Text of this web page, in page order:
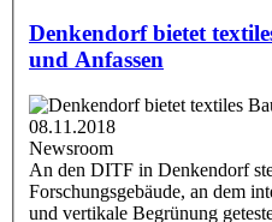
Denkendorf bietet
und Anfassen
08.11.2018
Newsroom
An den DITF in Denkendorf
Forschungsgebäude, an dem
und vertikale Begrünung